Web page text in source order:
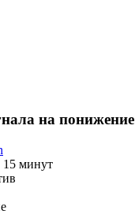
на понижение
15 минут